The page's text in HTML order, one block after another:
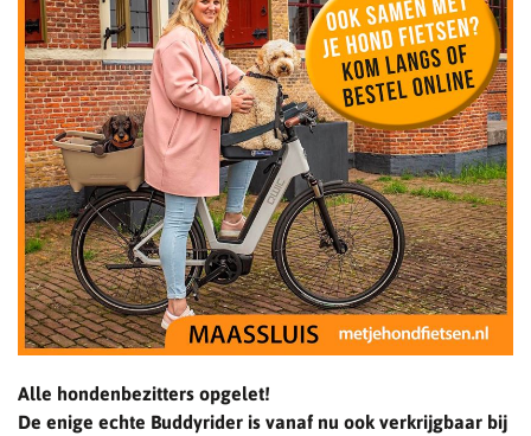
Alle hondenbezitters opgelet!
De enige echte Buddyrider is vanaf nu ook verkrijgbaar bij